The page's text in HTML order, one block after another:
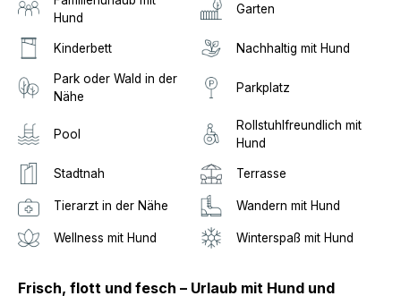
Hund
Garten
Kinderbett Nachhaltig mit Hund
Park oder Wald in der
Nähe
Parkplatz
Pool
Rollstuhlfreundlich mit
Hund
Stadtnah Terrasse
Tierarzt in der Nähe Wandern mit Hund
Wellness mit Hund Winterspaß mit Hund
Frisch, flott und fesch – Urlaub mit Hund und